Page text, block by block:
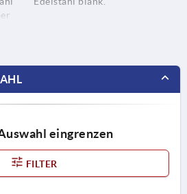
eingrenzen
FILTER